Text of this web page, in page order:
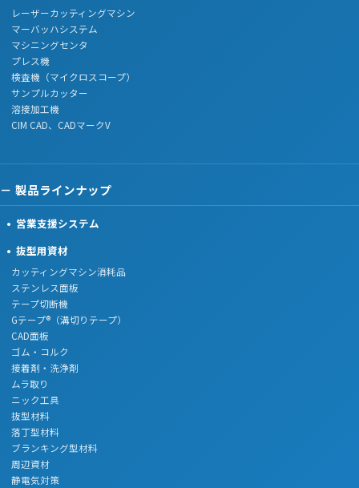
レーザーカッティングマシン
マーバッハシステム
マシニングセンタ
プレス機
検査機（マイクロスコープ）
サンプルカッター
溶接加工機
CIM CAD、CADマークV
製品ラインナップ
営業支援システム
抜型用資材
カッティングマシン消耗品
ステンレス面板
テープ切断機
Gテープ®（溝切りテープ）
CAD面板
ゴム・コルク
接着剤・洗浄剤
ムラ取り
ニック工具
抜型材料
落丁型材料
ブランキング型材料
周辺資材
静電気対策